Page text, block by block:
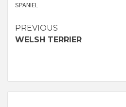
SPANIEL
Continue
PREVIOUS
WELSH TERRIER